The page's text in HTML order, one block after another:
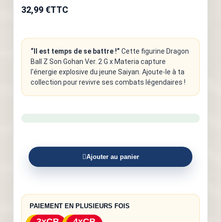
32,99 €TTC
“Il est temps de se battre !” Cette figurine Dragon
Ball Z Son Gohan Ver. 2 G x Materia capture
l'énergie explosive du jeune Saiyan. Ajoute-le à ta
collection pour revivre ses combats légendaires !
Ajouter au panier
PAIEMENT EN PLUSIEURS FOIS